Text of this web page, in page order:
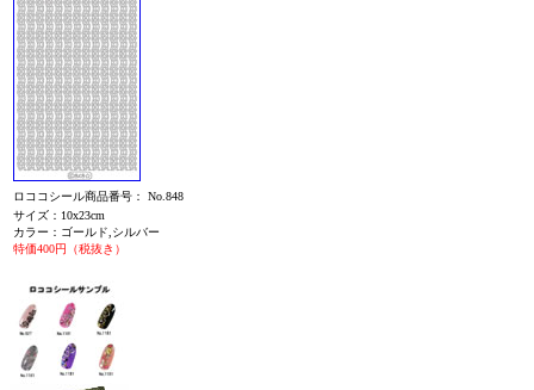
ロココシール商品番号： No.848
サイズ：10x23cm
カラー：ゴールド,シルバー
特価400円（税抜き）